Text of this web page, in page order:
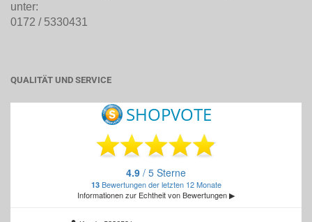
unter:
0172 / 5330431
QUALITÄT UND SERVICE